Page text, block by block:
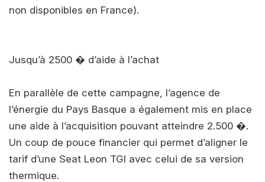
non disponibles en France).
Jusqu’à 2500 � d’aide à l’achat
En parallèle de cette campagne, l’agence de
l’énergie du Pays Basque a également mis en place
une aide à l’acquisition pouvant atteindre 2.500 �.
Un coup de pouce financier qui permet d’aligner le
tarif d’une Seat Leon TGI avec celui de sa version
thermique.